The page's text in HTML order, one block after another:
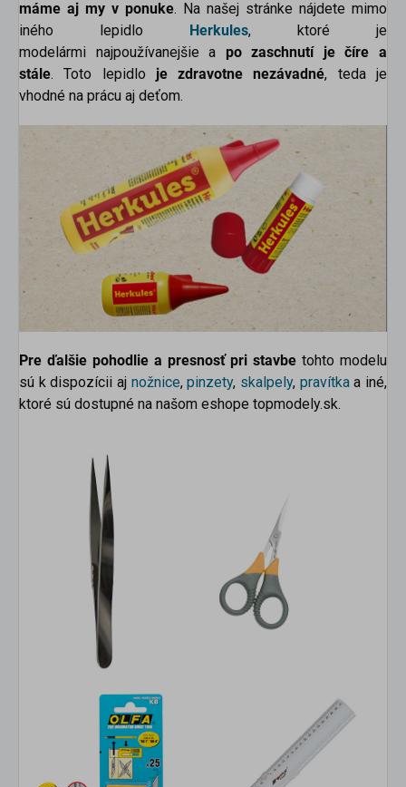
máme aj my v ponuke. Na našej stránke nájdete mimo
iného lepidlo Herkules, ktoré je
modelármi najpoužívanejšie a po zaschnutí je číre a
stále. Toto lepidlo je zdravotne nezávadné, teda je
vhodné na prácu aj deťom.
Pre ďalšie pohodlie a presnosť pri stavbe tohto modelu
sú k dispozícii aj nožnice,pinzety, skalpely, pravítkaa iné,
ktoré sú dostupné na našom eshope topmodely.sk.